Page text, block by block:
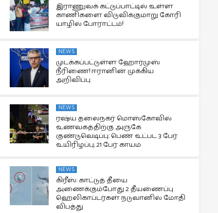
இராணுவக் கட்டுப்பாட்டில் உள்ள
காணிகளை விடுவிக்குமாறு கோரி
யாழில் போராட்டம்!
NEWS
முடக்கப்பட்டுள்ள ஹோர்முஸ்
நீரிணை! ஈரானின் முக்கிய
அறிவிப்பு
NEWS
ரஷ்ய தலைநகர் மொஸ்கோவில்
உணவகத்திற்கு அருகே
குண்டுவெடிப்பு: பெண் உட்பட 3 பேர்
உயிரிழப்பு; 21 பேர் காயம்
NEWS
கிரீஸ்: காட்டுத் தீயை
அணைக்கும்போது 2 தீயணைப்பு
ஹெலிகாப்டர்கள் நடுவானில் மோதி
விபத்து